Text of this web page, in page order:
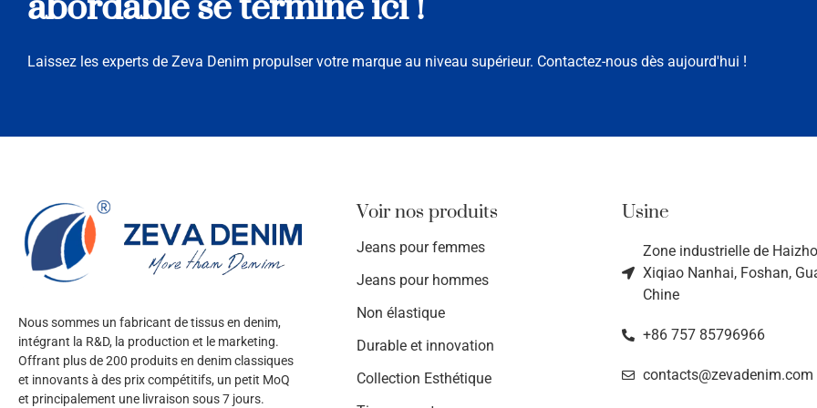
Laissez les experts de Zeva Denim propulser votre marque au niveau supérieur. Contactez-nous dès aujourd'hui !
Nous sommes un fabricant de tissus en denim,
intégrant la R&D, la production et le marketing.
Offrant plus de 200 produits en denim classiques
et innovants à des prix compétitifs, un petit MoQ
et principalement une livraison sous 7 jours.
Voir nos produits
Jeans pour femmes
Jeans pour hommes
Non élastique
Durable et innovation
Collection Esthétique
Usine
Zone industrielle de
Xiqiao Nanhai, Foshan,
Chine
+86 757 85796966
contacts@zevadenim.com